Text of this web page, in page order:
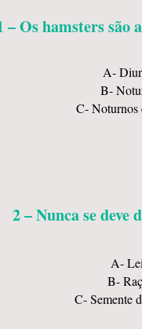
– Os hamsters são
A-
B-
C- Noturnos
2 – Nunca se deve
A-
B-
C- Semente